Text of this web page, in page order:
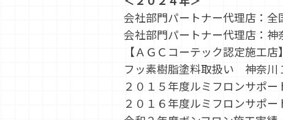
会社部門パートナー代理店：全
会社部門パートナー代理店：
【ＡＧＣコーテック認定施工店】
フッ素樹脂塗料取扱い 神奈川
２０１５年度ルミフロンサポ
２０１６年度ルミフロンサポ